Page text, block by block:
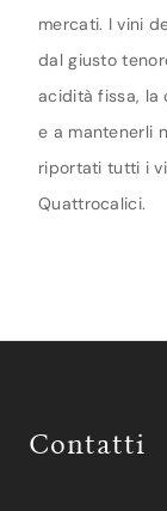
mercati. I vini
dal giusto
acidità fissa, la
e a mantenerli
riportati tutti i
Quattrocalici.
Contatti